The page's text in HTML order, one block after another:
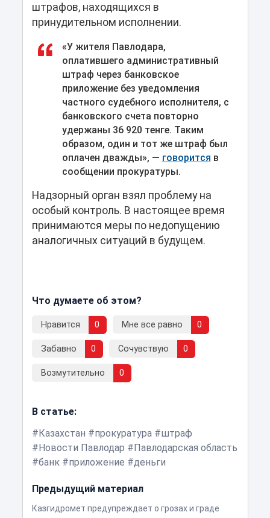
штрафов, находящихся в
принудительном исполнении.
«У жителя Павлодара,
оплатившего административный
штраф через банковское
приложение без уведомления
частного судебного исполнителя, с
банковского счета повторно
удержаны 36 920 тенге. Таким
образом, один и тот же штраф был
оплачен дважды», — говорится в
сообщении прокуратуры.
Надзорный орган взял проблему на
особый контроль. В настоящее время
принимаются меры по недопущению
аналогичных ситуаций в будущем.
Что думаете об этом?
Нравится 0 Мне все равно 0
Забавно 0 Сочувствую 0
Возмутительно 0
В статье:
Казахстан
прокуратура
штраф
Новости Павлодар
Павлодарская область
банк
приложение деньги
Предыдущий материал
Казгидромет предупреждает о грозах и граде